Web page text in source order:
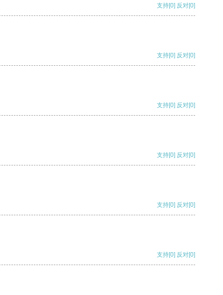
支持[0] 反对[0]
支持[0] 反对[0]
支持[0] 反对[0]
支持[0] 反对[0]
支持[0] 反对[0]
支持[0] 反对[0]